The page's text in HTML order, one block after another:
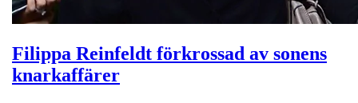
Filippa Reinfeldt förkrossad av sonens
knarkaffärer